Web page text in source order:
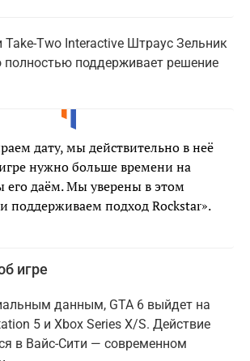
Take-Two Interactive Штраус Зельник
полностью поддерживает решение
дату, мы действительно в неё
нужно больше времени на
даём. Мы уверены в этом
поддерживаем подход Rockstar».
игре
данным, GTA 6 выйдет на
5 и Xbox Series X/S. Действие
в Вайс-Сити — современном